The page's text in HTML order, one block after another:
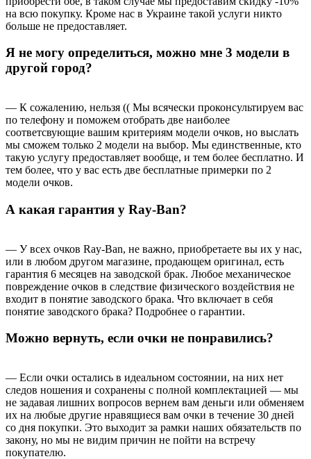
на всю покупку. Кроме нас в Украине такой услуги никто
больше не предоставляет.
Я не могу определиться, можно мне 3 модели в
другой город?
— К сожалению, нельзя (( Мы всячески проконсультируем вас
по телефону и поможем отобрать две наиболее
соответсвующие вашим критериям модели очков, но выслать
мы сможем только 2 модели на выбор. Мы единственные, кто
такую услугу предоставляет вообще, и тем более бесплатно. И
тем более, что у вас есть две бесплатные примерки по 2
модели очков.
А какая гарантия у Ray-Ban?
— У всех очков Ray-Ban, не важно, приобретаете вы их у нас,
или в любом другом магазине, продающем оригинал, есть
гарантия 6 месяцев на заводской брак. Любое механическое
повреждение очков в следствие физического воздействия не
входит в понятие заводского брака. Что включает в себя
понятие заводского брака? Подробнее о гарантии.
Можно вернуть, если очки не понравились?
— Если очки остались в идеальном состоянии, на них нет
следов ношения и сохранены с полной комплектацией — мы
не задавая лишних вопросов вернем вам деньги или обменяем
их на любые другие нравящиеся вам очки в течение 30 дней
со дня покупки. Это выходит за рамки наших обязательств по
закону, но мы не видим причин не пойти на встречу
покупателю.